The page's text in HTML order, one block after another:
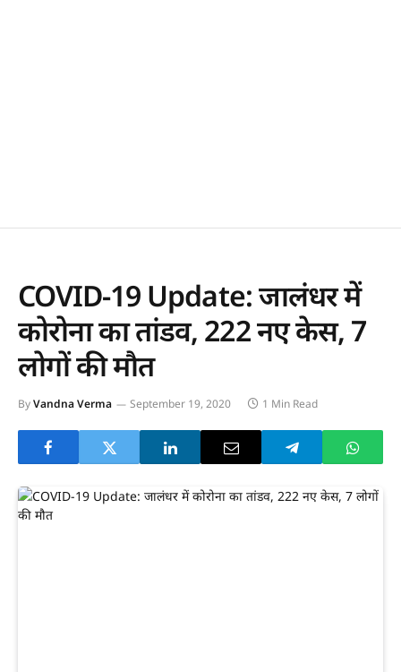
COVID-19 Update: जालंधर में
कोरोना का तांडव, 222 नए केस, 7
लोगों की मौत
ByVandna Verma September 19, 2020 1 Min Read